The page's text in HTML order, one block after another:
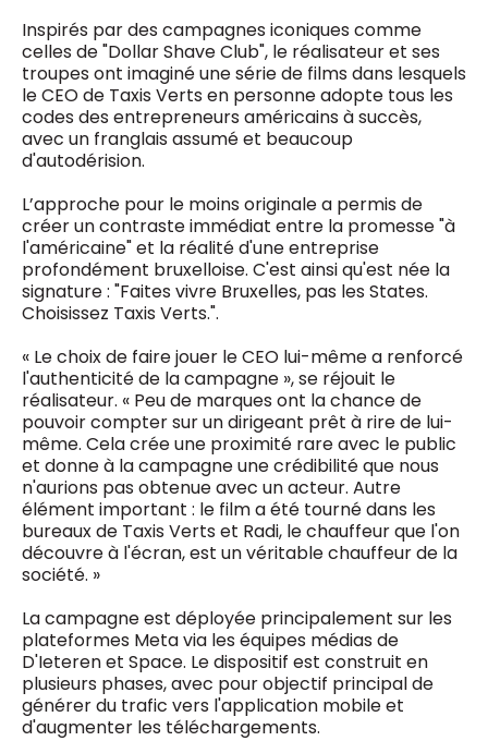
Inspirés par des campagnes iconiques comme
celles de "Dollar Shave Club", le réalisateur et ses
troupes ont imaginé une série de films dans lesquels
le CEO de Taxis Verts en personne adopte tous les
codes des entrepreneurs américains à succès,
avec un franglais assumé et beaucoup
d'autodérision.
L’approche pour le moins originale a permis de
créer un contraste immédiat entre la promesse "à
l'américaine" et la réalité d'une entreprise
profondément bruxelloise. C'est ainsi qu'est née la
signature : "Faites vivre Bruxelles, pas les States.
Choisissez Taxis Verts.".
« Le choix de faire jouer le CEO lui-même a renforcé
l'authenticité de la campagne », se réjouit le
réalisateur. « Peu de marques ont la chance de
pouvoir compter sur un dirigeant prêt à rire de lui-
même. Cela crée une proximité rare avec le public
et donne à la campagne une crédibilité que nous
n'aurions pas obtenue avec un acteur. Autre
élément important : le film a été tourné dans les
bureaux de Taxis Verts et Radi, le chauffeur que l'on
découvre à l'écran, est un véritable chauffeur de la
société. »
La campagne est déployée principalement sur les
plateformes Meta via les équipes médias de
D'Ieteren et Space. Le dispositif est construit en
plusieurs phases, avec pour objectif principal de
générer du trafic vers l'application mobile et
d'augmenter les téléchargements.